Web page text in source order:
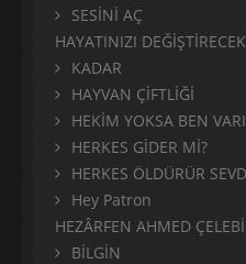
SESİNİ AÇ
HAYATINIZI
KADAR
HAYVAN ÇİFTLİĞİ
HEKİM YOKSA BEN
HERKES GİDER Mİ?
HERKES ÖLDÜRÜR
Hey Patron
HEZÂRFEN AHMED
BİLGİN